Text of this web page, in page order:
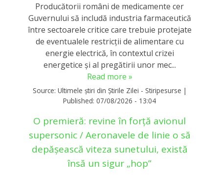
Producătorii români de medicamente cer
Guvernului să includă industria farmaceutică
între sectoarele critice care trebuie protejate
de eventualele restricții de alimentare cu
energie electrică, în contextul crizei
energetice și al pregătirii unor mec...
Read more »
Source: Ultimele știri din Știrile Zilei - Stiripesurse |
Published: 07/08/2026 - 13:04
O premieră: revine în forță avionul
supersonic / Aeronavele de linie o să
depășească viteza sunetului, există
însă un sigur „hop”